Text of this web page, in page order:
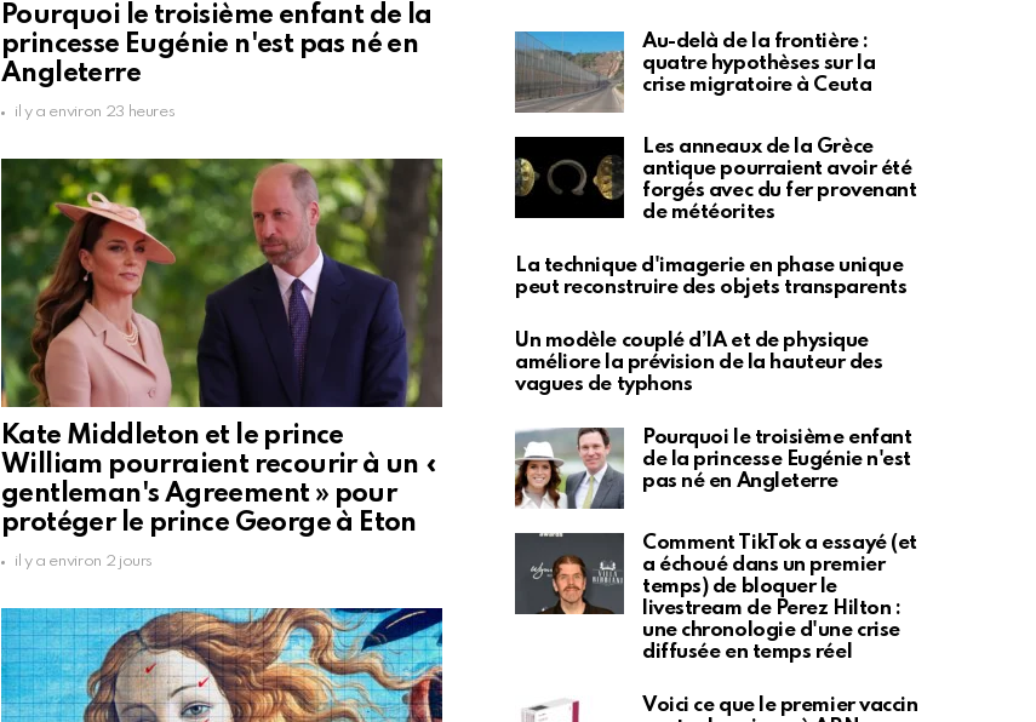
Pourquoi le troisième enfant de la
princesse Eugénie n'est pas né en
Angleterre
il y a environ 23 heures
Kate Middleton et le prince
William pourraient recourir à un «
gentleman's Agreement » pour
protéger le prince George à Eton
il y a environ 2 jours
Au-delà de la frontière :
quatre hypothèses sur la
crise migratoire à Ceuta
Les anneaux de la Grèce
antique pourraient avoir été
forgés avec du fer provenant
de météorites
La technique d'imagerie en phase unique
peut reconstruire des objets transparents
Un modèle couplé d’IA et de physique
améliore la prévision de la hauteur des
vagues de typhons
Pourquoi le troisième enfant
de la princesse Eugénie n'est
pas né en Angleterre
Comment TikTok a essayé (et
a échoué dans un premier
temps) de bloquer le
livestream de Perez Hilton :
une chronologie d'une crise
diffusée en temps réel
Voici ce que le premier vaccin